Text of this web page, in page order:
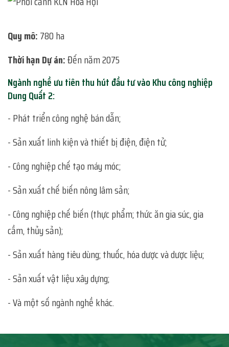
Quy mô:780 ha
Thời hạn Dự án:Đến năm 2075
Ngành nghề ưu tiên thu hút đầu tư vào Khu công nghiệp
Dung Quất 2:
- Phát triển công nghệ bán dẫn;
- Sản xuất linh kiện và thiết bị điện, điện tử;
- Công nghiệp chế tạo máy móc;
- Sản xuất chế biến nông lâm sản;
- Công nghiệp chế biến (thực phẩm; thức ăn gia súc, gia
cầm, thủy sản);
- Sản xuất hàng tiêu dùng; thuốc, hóa dược và dược liệu;
- Sản xuất vật liệu xây dựng;
- Và một số ngành nghề khác.